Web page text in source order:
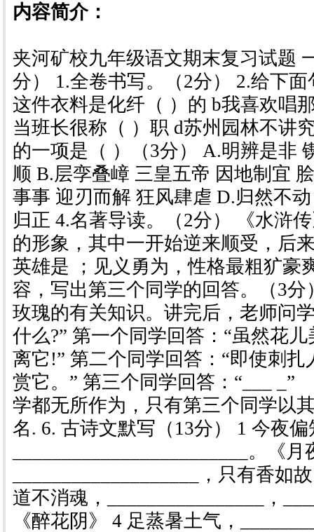
内容简介：
夹河矿校九年级语文期末复习试题
分） 1.全卷书写。（2分） 2.给下
这件衣料是化纤（ ）的 b我喜欢唱
当班长很称（ ）职 d苏州园林不讲
的一项是（ ）（3分） A.明辨是非
顺 B.层孪叠嶂 三皇五帝 因地制宜
事事 迎刃而解 狂风肆虐 D.归然不
归正 4.名著导读。（2分） 《水浒
的形象，其中一开始逆来顺受，后
英雄是 ；见义勇为，性格最粗犷豪
容，写出第三个同学的回答。（
玫瑰的有关知识。讲完后，老师问
什么?” 第一个同学回答：“虽然花
离它!” 第二个同学回答：“即使刺
赏它。” 第三个同学回答：“___
学都无所作为，只有第三个同学以
名. 6. 古诗文默写（13分） 1 今夜
________________________。《月
___________________，只有香如
道不消魂，________________，
《醉花阴》 4 足蒸暑土气，